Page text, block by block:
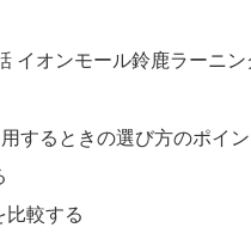
イオンモール鈴鹿ラーニン
するときの選び方のポイン
比較する